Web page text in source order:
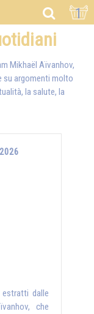
1
Mikhaël Aïvanhov,
su argomenti molto
la salute, la
dalle
che